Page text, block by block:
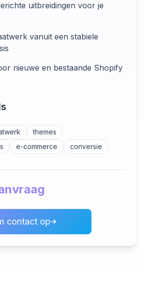
uitbreidingen voor je
vanuit een stabiele
nieuwe en bestaande Shopify
themes
e-commerce conversie
contact op